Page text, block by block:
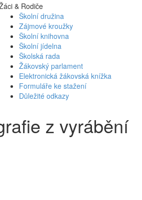
& Rodiče
Školní družina
Zájmové kroužky
Školní knihovna
Školní jídelna
Školská rada
Žákovský parlament
Elektronická žákovská knížka
Formuláře ke stažení
Důležité odkazy
z vyrábění